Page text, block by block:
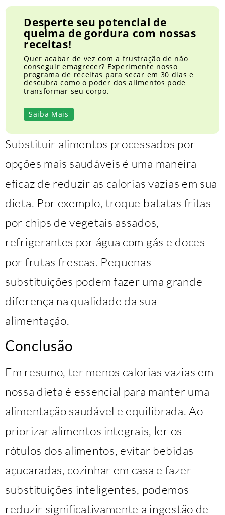
Desperte seu potencial de
queima de gordura com nossas
receitas!
Quer acabar de vez com a frustração de não
conseguir emagrecer? Experimente nosso
programa de receitas para secar em 30 dias e
descubra como o poder dos alimentos pode
transformar seu corpo.
Saiba Mais
Substituir alimentos processados por
opções mais saudáveis é uma maneira
eficaz de reduzir as calorias vazias em sua
dieta. Por exemplo, troque batatas fritas
por chips de vegetais assados,
refrigerantes por água com gás e doces
por frutas frescas. Pequenas
substituições podem fazer uma grande
diferença na qualidade da sua
alimentação.
Conclusão
Em resumo, ter menos calorias vazias em
nossa dieta é essencial para manter uma
alimentação saudável e equilibrada. Ao
priorizar alimentos integrais, ler os
rótulos dos alimentos, evitar bebidas
açucaradas, cozinhar em casa e fazer
substituições inteligentes, podemos
reduzir significativamente a ingestão de